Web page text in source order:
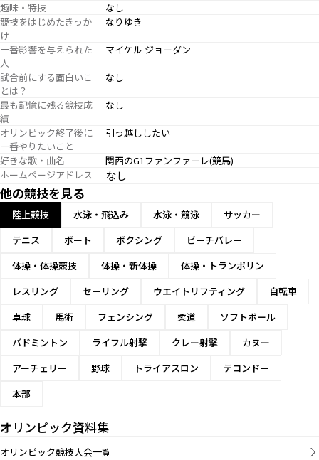
趣味・特技
なし
競技をはじめたきっか
け
なりゆき
一番影響を与えられた
人
マイケル ジョーダン
試合前にする面白いこ
とは？
なし
最も記憶に残る競技成
績
なし
オリンピック終了後に
一番やりたいこと
引っ越ししたい
好きな歌・曲名
関西のG1ファンファーレ(競馬)
ホームページアドレス
なし
他の競技を見る
陸上競技 水泳・飛込み 水泳・競泳
サッカー
テニス
ボート ボクシング
ビーチバレー
体操・体操競技
体操・新体操
体操・トランポリン
レスリング
セーリング ウエイトリフティング
自転車
卓球
馬術 フェンシング 柔道
ソフトボール
バドミントン
ライフル射撃 クレー射撃
カヌー
アーチェリー
野球 トライアスロン
テコンドー
本部
オリンピック資料集
オリンピック競技大会一覧